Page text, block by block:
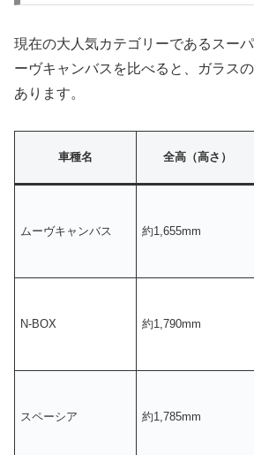
現在の大人気カテゴリーであるスー
ーヴキャンバスを比べると、ガラス
あります。
車種名 全高（高さ）
ムーヴキャンバス 約1,655mm
N-BOX 約1,790mm
スペーシア 約1,785mm